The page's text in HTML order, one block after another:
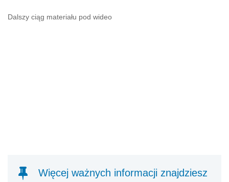
Dalszy ciąg materiału pod wideo
Więcej ważnych informacji znajdziesz